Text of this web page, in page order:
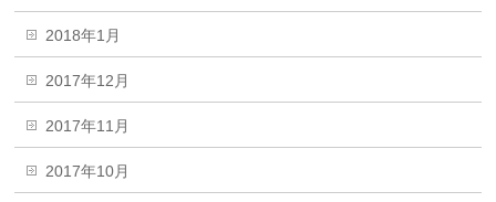
2018年1月
2017年12月
2017年11月
2017年10月